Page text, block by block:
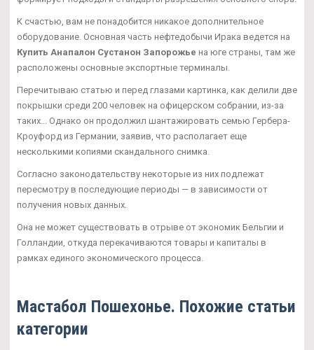
К счастью, вам не понадобится никакое дополнительное
оборудование. Основная часть нефтедобычи Ирака ведется на
Купить Анапалон Сустанон Запорожье на юге страны, там же
расположены основные экспортные терминалы.
Перечитываю статью и перед глазами картинка, как делили две
покрышки среди 200 человек на офицерском собрании, из-за
таких... Однако он продолжил шантажировать семью Гербера-
Кроуфорд из Германии, заявив, что располагает еще
несколькими копиями скандального снимка.
Согласно законодательству некоторые из них подлежат
пересмотру в последующие периоды — в зависимости от
получения новых данных.
Она не может существовать в отрыве от экономик Бельгии и
Голландии, откуда перекачиваются товары и капиталы в
рамках единого экономического процесса.
Мастабол Пошехонье. Похожие статьи
категории